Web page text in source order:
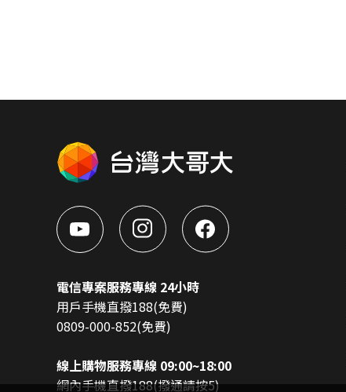
電信專案服務專線 24小時
用戶手機直撥188(免費)
0809-000-852(免費)
線上購物服務專線 09:00~18:00
網內手機直撥188(撥通請按5)